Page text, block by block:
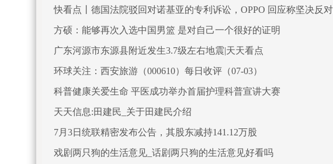
快看点丨德国法院驳回对诺基亚的专利诉讼，OPPO 回应称坚决反
方硕：能够再次入选中国男篮 是对自己一个很好的证明
广东河源市东源县附近发生3.7级左右地震|天天看点
环球关注：西安旅游（000610）每日收评（07-03）
科普健康关爱生命 平医成功举办首届护理科普宣讲大赛
天天信息:田建民_关于田建民介绍
7月3日统联精密发布公告，其股东减持141.12万股
戏剧两只狗的生活意见_话剧两只狗的生活意见好看吗